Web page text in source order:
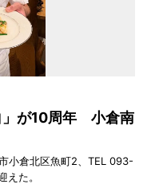
」が10周年 小倉南
小倉北区魚町2、TEL 093-
た。